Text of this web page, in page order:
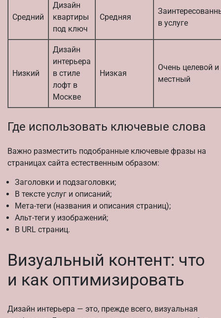
Средний
Дизайн
квартиры
под ключ
Средняя
в услуге
Низкий
Дизайн
интерьера
в стиле
лофт в
Москве
Низкая
Очень целевой и
местный
Где использовать ключевые слова
Важно разместить подобранные ключевые фразы на
страницах сайта естественным образом:
Заголовки и подзаголовки;
В тексте услуг и описаний;
Мета-теги (названия и описания страниц);
Альт-теги у изображений;
В URL страниц.
Визуальный контент: что
и как оптимизировать
Дизайн интерьера — это, прежде всего, визуальная